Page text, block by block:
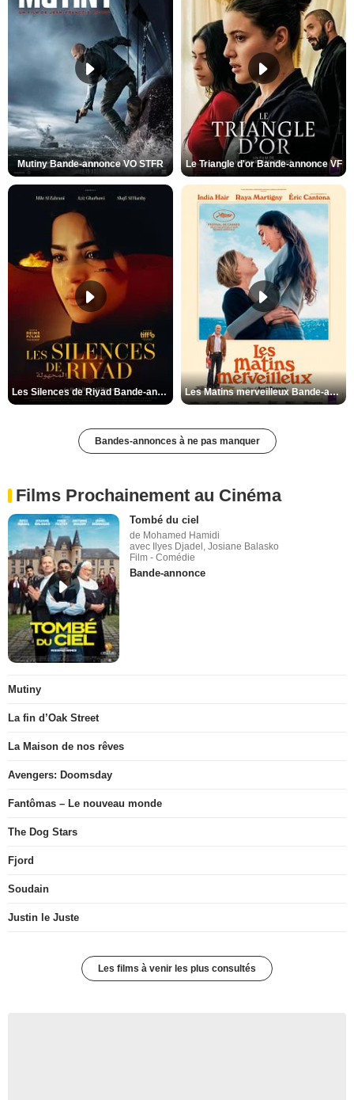
Mutiny Bande-annonce VO STFR Le Triangle d'or Bande-annonce VF
Les Silences de Riyad Bande-annonce VO STFR Les Matins merveilleux Bande-annonce VF
Bandes-annonces à ne pas manquer
Films Prochainement au Cinéma
Tombé du ciel
de Mohamed Hamidi
avec Ilyes Djadel, Josiane Balasko
Film - Comédie
Bande-annonce
Mutiny
La fin d’Oak Street
La Maison de nos rêves
Avengers: Doomsday
Fantômas – Le nouveau monde
The Dog Stars
Fjord
Soudain
Justin le Juste
Les films à venir les plus consultés